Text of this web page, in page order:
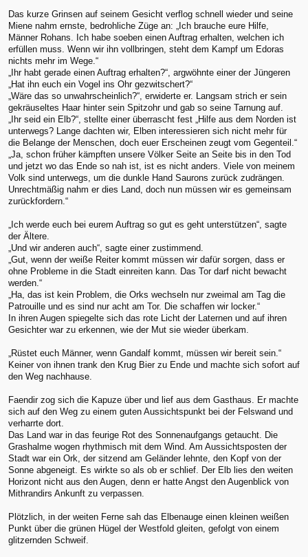
Das kurze Grinsen auf seinem Gesicht verflog schnell wieder und seine
Miene nahm ernste, bedrohliche Züge an: „Ich brauche eure Hilfe,
Männer Rohans. Ich habe soeben einen Auftrag erhalten, welchen ich
erfüllen muss. Wenn wir ihn vollbringen, steht dem Kampf um Edoras
nichts mehr im Wege.“
„Ihr habt gerade einen Auftrag erhalten?“, argwöhnte einer der Jüngeren
„Hat ihn euch ein Vogel ins Ohr gezwitschert?“
„Wäre das so unwahrscheinlich?“, erwiderte er. Langsam strich er sein
gekräuseltes Haar hinter sein Spitzohr und gab so seine Tarnung auf.
„Ihr seid ein Elb?“, stellte einer überrascht fest „Hilfe aus dem Norden ist
unterwegs? Lange dachten wir, Elben interessieren sich nicht mehr für
die Belange der Menschen, doch euer Erscheinen zeugt vom Gegenteil.“
„Ja, schon früher kämpften unsere Völker Seite an Seite bis in den Tod
und jetzt wo das Ende so nah ist, ist es nicht anders. Viele von meinem
Volk sind unterwegs, um die dunkle Hand Saurons zurück zudrängen.
Unrechtmäßig nahm er dies Land, doch nun müssen wir es gemeinsam
zurückfordern.“
„Ich werde euch bei eurem Auftrag so gut es geht unterstützen“, sagte
der Ältere.
„Und wir anderen auch“, sagte einer zustimmend.
„Gut, wenn der weiße Reiter kommt müssen wir dafür sorgen, dass er
ohne Probleme in die Stadt einreiten kann. Das Tor darf nicht bewacht
werden.“
„Ha, das ist kein Problem, die Orks wechseln nur zweimal am Tag die
Patrouille und es sind nur acht am Tor. Die schaffen wir locker.“
In ihren Augen spiegelte sich das rote Licht der Laternen und auf ihren
Gesichter war zu erkennen, wie der Mut sie wieder überkam.
„Rüstet euch Männer, wenn Gandalf kommt, müssen wir bereit sein.“
Keiner von ihnen trank den Krug Bier zu Ende und machte sich sofort auf
den Weg nachhause.
Faendir zog sich die Kapuze über und lief aus dem Gasthaus. Er machte
sich auf den Weg zu einem guten Aussichtspunkt bei der Felswand und
verharrte dort.
Das Land war in das feurige Rot des Sonnenaufgangs getaucht. Die
Grashalme wogen rhythmisch mit dem Wind. Am Aussichtsposten der
Stadt war ein Ork, der sitzend am Geländer lehnte, den Kopf von der
Sonne abgeneigt. Es wirkte so als ob er schlief. Der Elb lies den weiten
Horizont nicht aus den Augen, denn er hatte Angst den Augenblick von
Mithrandirs Ankunft zu verpassen.
Plötzlich, in der weiten Ferne sah das Elbenauge einen kleinen weißen
Punkt über die grünen Hügel der Westfold gleiten, gefolgt von einem
glitzernden Schweif.